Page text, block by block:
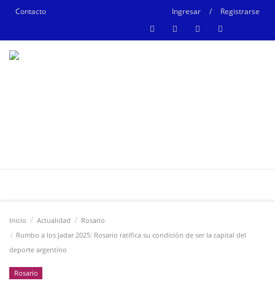
Contacto Ingresar / Registrarse
Inicio Actualidad
Rosario
Rumbo a los Jadar 2025: Rosario ratifica su condición de ser la capital del
deporte argentino
Rosario